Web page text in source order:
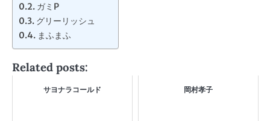
ガミP
グリーリッシュ
まふまふ
Related posts:
サヨナラコールド 岡村孝子